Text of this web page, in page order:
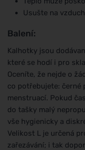
Usušte na
Balení:
Kalhotky jsou
které se hodí i pro
Oceníte, že nejde o
co potřebujete: černé
menstruací. Pokud
do tašky malý
vše hygienicky a
Velikost L je určená
zařezávání; i tak